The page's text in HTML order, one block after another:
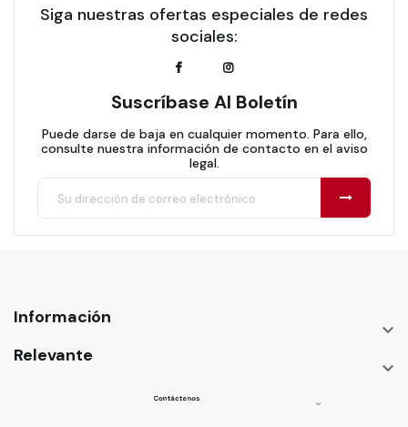
Siga nuestras ofertas especiales de redes
sociales:
Suscríbase Al Boletín
Puede darse de baja en cualquier momento. Para ello,
consulte nuestra información de contacto en el aviso
legal.
Información

Relevante
